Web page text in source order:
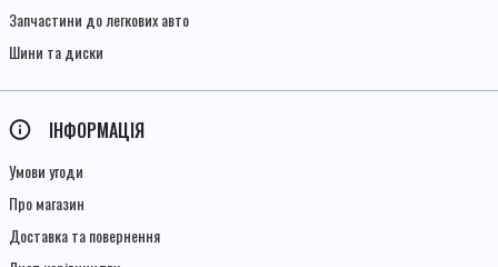
Запчастини до легкових авто
Шини та диски
ІНФОРМАЦІЯ
Умови угоди
Про магазин
Доставка та повернення